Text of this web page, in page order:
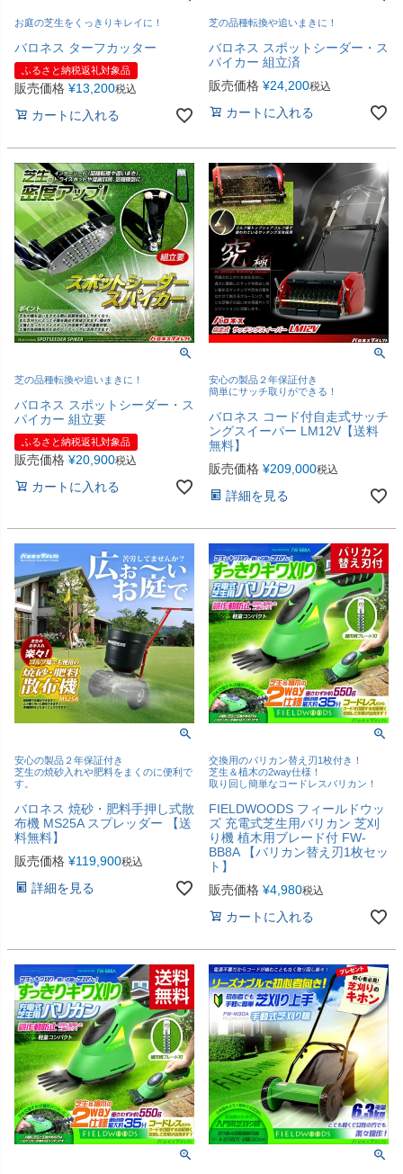
お庭の芝生をくっきりキレイに！
バロネス ターフカッター
ふるさと納税返礼対象品
販売価格 ¥13,200税込
カートに入れる
芝の品種転換や追いまきに！
バロネス スポットシーダー・ス
パイカー 組立済
販売価格 ¥24,200税込
カートに入れる
芝の品種転換や追いまきに！
バロネス スポットシーダー・ス
パイカー 組立要
ふるさと納税返礼対象品
販売価格 ¥20,900税込
カートに入れる
安心の製品２年保証付き
簡単にサッチ取りができる！
バロネス コード付自走式サッチ
ングスイーパー LM12V【送料
無料】
販売価格 ¥209,000税込
詳細を見る
安心の製品２年保証付き
芝生の焼砂入れや肥料をまくのに便利で
す。
バロネス 焼砂・肥料手押し式散
布機 MS25A スプレッダー 【送
料無料】
販売価格 ¥119,900税込
詳細を見る
交換用のバリカン替え刃1枚付き！
芝生＆植木の2way仕様！
取り回し簡単なコードレスバリカン！
FIELDWOODS フィールドウッ
ズ 充電式芝生用バリカン 芝刈
り機 植木用ブレード付 FW-
BB8A 【バリカン替え刃1枚セッ
ト】
販売価格 ¥4,980税込
カートに入れる